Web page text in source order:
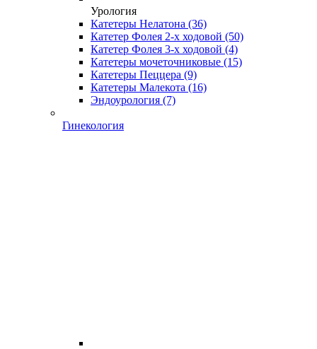
Урология
Катетеры Нелатона (36)
Катетер Фолея 2-х ходовой (50)
Катетер Фолея 3-х ходовой (4)
Катетеры мочеточниковые (15)
Катетеры Пеццера (9)
Катетеры Малекота (16)
Эндоурология (7)
Гинекология